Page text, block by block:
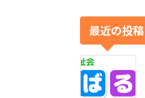
最近の投稿